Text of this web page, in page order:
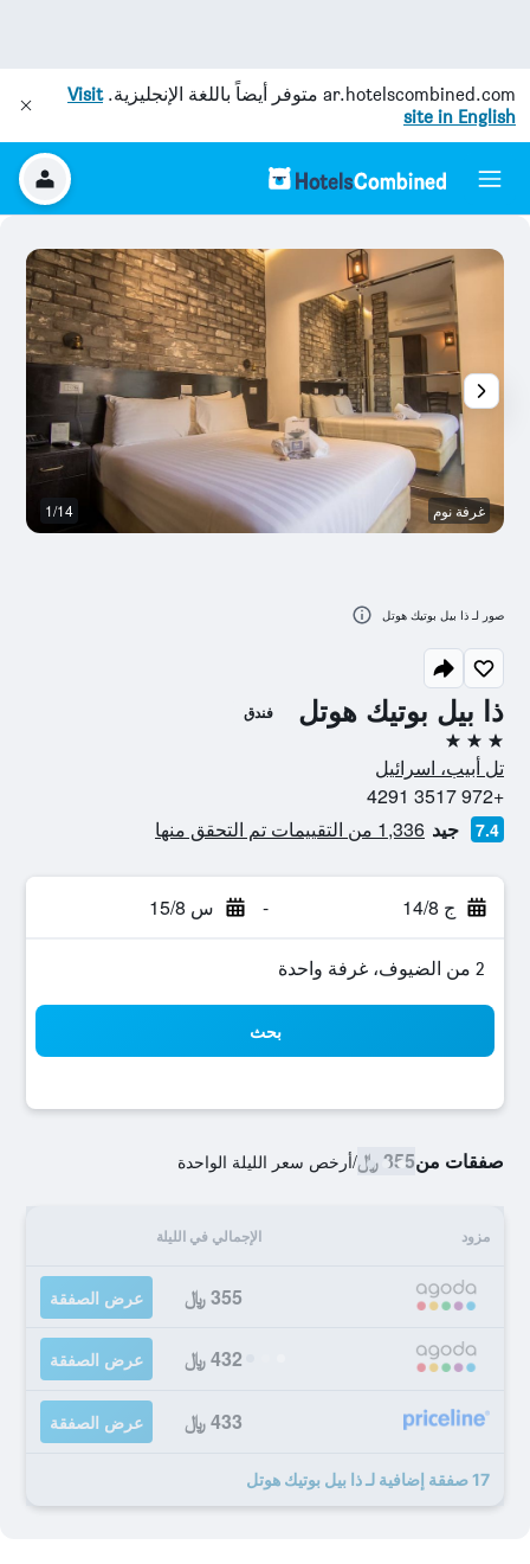
ar.hotelscombined.com متوفر أيضاً باللغة الإنجليزية.Visit
site in English
ذا بيل بوتيك هوتل فندق
3 نجوم
تل أبيب، اسرائيل
+972 3517 4291
7.4 جيد 1,336 من التقييمات تم التحقق منها
ج 14/8 - س 15/8
2 من الضيوف، غرفة واحدة
بحث
صفقات من355 ﷼ /أرخص سعر الليلة الواحدة
مزود الإجمالي في الليلة
355 ﷼ عرض الصفقة
432 ﷼ عرض الصفقة
433 ﷼ عرض الصفقة
17 صفقة إضافية لـ ذا بيل بوتيك هوتل
غرفة نوم 1/14
صور لـ ذا بيل بوتيك هوتل